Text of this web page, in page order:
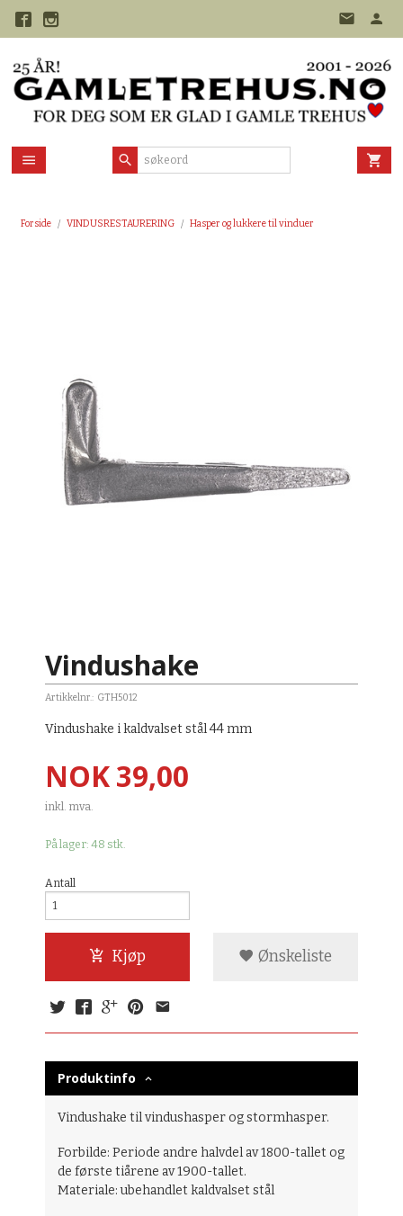
Forside VINDUSRESTAURERING Hasper og lukkere til vinduer
Vindushake
Artikkelnr.: GTH5012
Vindushake i kaldvalset stål 44 mm
Pris
NOK39,00
inkl. mva.
På lager: 48 stk.
Antall
Kjøp Ønskeliste
Produktinfo
Vindushake til vindushasper og stormhasper.
Forbilde: Periode andre halvdel av 1800-tallet og
de første tiårene av 1900-tallet.
Materiale: ubehandlet kaldvalset stål